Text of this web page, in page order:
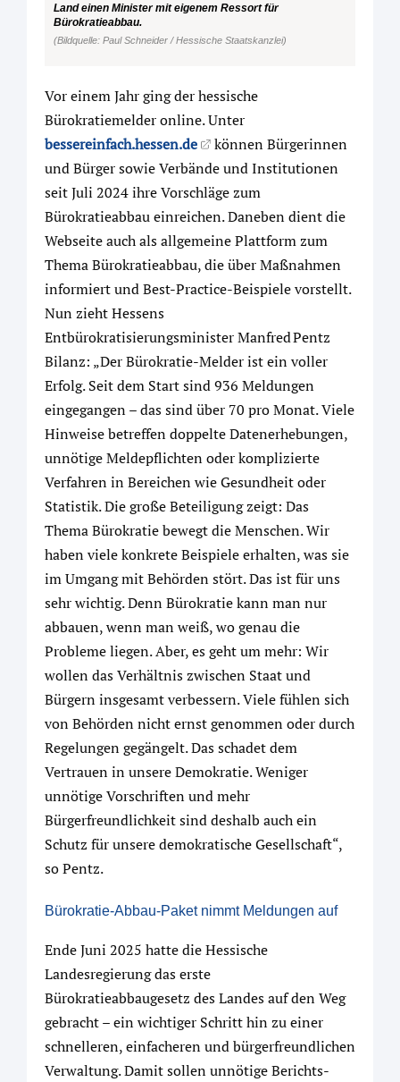
Land einen Minister mit eigenem Ressort für
Bürokratieabbau.
(Bildquelle: Paul Schneider / Hessische Staatskanzlei)
Vor einem Jahr ging der hessische
Bürokratiemelder online. Unter
bessereinfach.hessen.de
können Bürgerinnen
und Bürger sowie Verbände und Institutionen
seit Juli 2024 ihre Vorschläge zum
Bürokratieabbau einreichen. Daneben dient die
Webseite auch als allgemeine Plattform zum
Thema Bürokratieabbau, die über Maßnahmen
informiert und Best-Practice-Beispiele vorstellt.
Nun zieht Hessens
Entbürokratisierungsminister Manfred Pentz
Bilanz: „Der Bürokratie-Melder ist ein voller
Erfolg. Seit dem Start sind 936 Meldungen
eingegangen – das sind über 70 pro Monat. Viele
Hinweise betreffen doppelte Datenerhebungen,
unnötige Meldepflichten oder komplizierte
Verfahren in Bereichen wie Gesundheit oder
Statistik. Die große Beteiligung zeigt: Das
Thema Bürokratie bewegt die Menschen. Wir
haben viele konkrete Beispiele erhalten, was sie
im Umgang mit Behörden stört. Das ist für uns
sehr wichtig. Denn Bürokratie kann man nur
abbauen, wenn man weiß, wo genau die
Probleme liegen. Aber, es geht um mehr: Wir
wollen das Verhältnis zwischen Staat und
Bürgern insgesamt verbessern. Viele fühlen sich
von Behörden nicht ernst genommen oder durch
Regelungen gegängelt. Das schadet dem
Vertrauen in unsere Demokratie. Weniger
unnötige Vorschriften und mehr
Bürgerfreundlichkeit sind deshalb auch ein
Schutz für unsere demokratische Gesellschaft“,
so Pentz.
Bürokratie-Abbau-Paket nimmt Meldungen auf
Ende Juni 2025 hatte die Hessische
Landesregierung das erste
Bürokratieabbaugesetz des Landes auf den Weg
gebracht – ein wichtiger Schritt hin zu einer
schnelleren, einfacheren und bürgerfreundlichen
Verwaltung. Damit sollen unnötige Berichts-